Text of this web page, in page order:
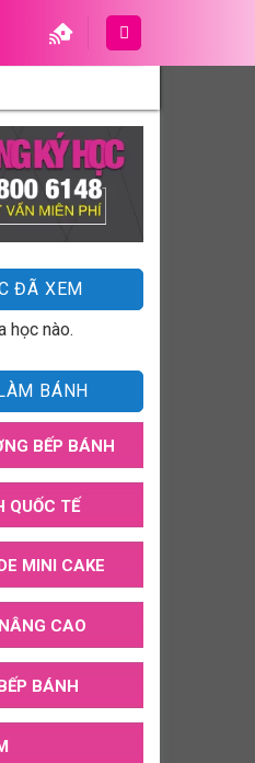
ĐÃ XEM
học nào.
BÁNH
BẾP BÁNH
QUỐC TẾ
MINI CAKE
CAO
BÁNH